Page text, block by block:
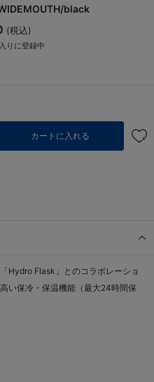
black
(税込)
りに登録中
カートに入れる
Hydro Flask」とのコラボレーショ
い保冷・保温機能（最大24時間保